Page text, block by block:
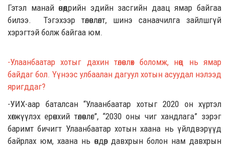
Гэтэл манай өнөөдрийн эдийн засгийн даацямар байгаа
билээ.
Тэгэхээр төлөвлөлт, шинэ санаачилга зайлшгүй
хэрэгтэй болж байгаа юм.
-Улаанбаатар хотыг дахин төлөвлөх боломж, нөөц нь ямар
байдаг бол. Үүнээс улбаалан дагуул хотын асуудал нэлээд
яригддаг?
-УИХ-аар баталсан “Улаанбаатар хотыг 2020 он хүртэл
хөгжүүлэх ерөнхий төлөвлөгөө”, “2030 оны чиг хандлага” зэрэг
баримт бичигт Улаанбаатар хотын хаана нь үйлдвэрүүд
байрлах юм, хаана нь өндөр давхрын болон нам давхрын